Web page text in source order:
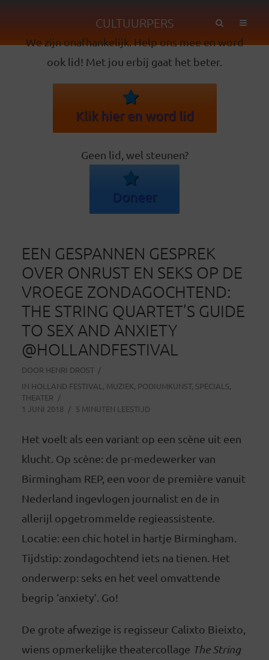
CULTUURPERS
We zijn onafhankelijk. Help ons mee en word
ook lid! Met jou erbij gaat het beter.
Klik hier en word lid
Geen lid, wel steunen?
Doneer
EEN GESPANNEN GESPREK
OVER ONRUST EN SEKS OP DE
VROEGE ZONDAGOCHTEND:
THE STRING QUARTET’S GUIDE
TO SEX AND ANXIETY
@HOLLANDFESTIVAL
DOOR HENRI DROST
IN HOLLAND FESTIVAL , MUZIEK, PODIUMKUNST, SPECIALS,
THEATER
1 JUNI 2018
5 MINUTEN LEESTIJD
Het voelt als een variant op een scène uit een
klucht. Op scène: de pr-medewerker van
Birmingham REP, een voor de première vanuit
Nederland ingevlogen journalist en de in
allerijl opgetrommelde regieassistente.
Locatie: een chic hotel in hartje Birmingham.
Tijdstip: zondagochtend iets na tienen. Het
onderwerp: seks en het veel omvattende
begrip ‘anxiety’. Go!
De grote afwezige is regisseur Calixto Bieixto,
wiens opmerkelijke theatercollage The String